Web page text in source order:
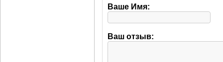
Ваше Имя:
Ваш отзыв: